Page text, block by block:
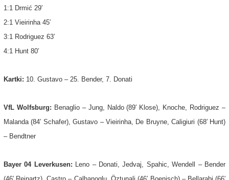
1:1 Drmić 29′
2:1 Vieirinha 45′
3:1 Rodriguez 63′
4:1 Hunt 80′
Kartki: 10. Gustavo – 25. Bender, 7. Donati
VfL Wolfsburg: Benaglio – Jung, Naldo (89′ Klose), Knoche, Rodriguez –
Malanda (84′ Schafer), Gustavo – Vieirinha, De Bruyne, Caligiuri (68′ Hunt)
– Bendtner
Bayer 04 Leverkusen: Leno – Donati, Jedvaj, Spahic, Wendell – Bender